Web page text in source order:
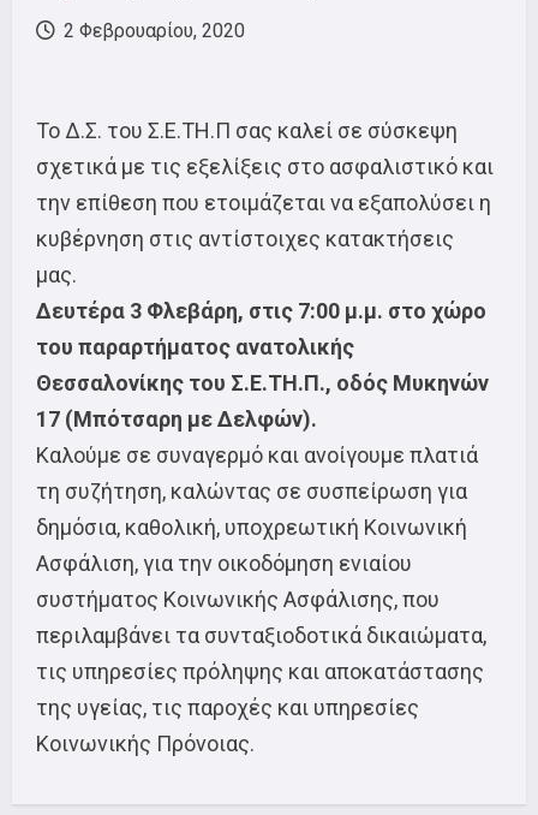
2 Φεβρουαρίου, 2020
Το Δ.Σ. του Σ.Ε.ΤΗ.Π σας καλεί σε σύσκεψη
σχετικά με τις εξελίξεις στο ασφαλιστικό και
την επίθεση που ετοιμάζεται να εξαπολύσει η
κυβέρνηση στις αντίστοιχες κατακτήσεις
μας.
Δευτέρα 3 Φλεβάρη, στις 7:00 μ.μ. στο χώρο
του παραρτήματος ανατολικής
Θεσσαλονίκης του Σ.Ε.ΤΗ.Π., οδός Μυκηνών
17 (Μπότσαρη με Δελφών).
Καλούμε σε συναγερμό και ανοίγουμε πλατιά
τη συζήτηση, καλώντας σε συσπείρωση για
δημόσια, καθολική, υποχρεωτική Κοινωνική
Ασφάλιση, για την οικοδόμηση ενιαίου
συστήματος Κοινωνικής Ασφάλισης, που
περιλαμβάνει τα συνταξιοδοτικά δικαιώματα,
τις υπηρεσίες πρόληψης και αποκατάστασης
της υγείας, τις παροχές και υπηρεσίες
Κοινωνικής Πρόνοιας.